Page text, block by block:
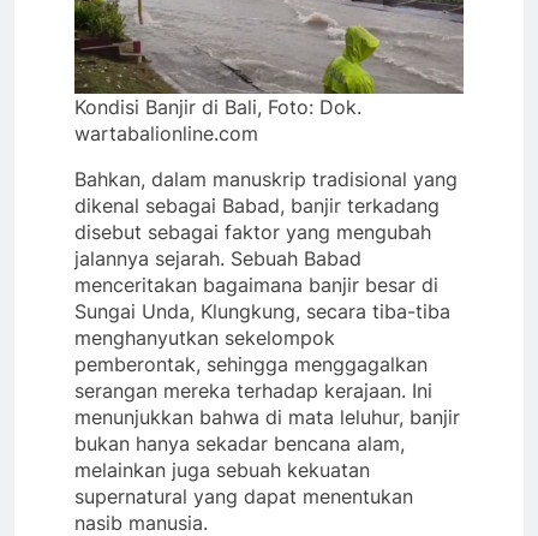
Kondisi Banjir di Bali, Foto: Dok.
wartabalionline.com
​Bahkan, dalam manuskrip tradisional yang
dikenal sebagai Babad, banjir terkadang
disebut sebagai faktor yang mengubah
jalannya sejarah. Sebuah Babad
menceritakan bagaimana banjir besar di
Sungai Unda, Klungkung, secara tiba-tiba
menghanyutkan sekelompok
pemberontak, sehingga menggagalkan
serangan mereka terhadap kerajaan. Ini
menunjukkan bahwa di mata leluhur, banjir
bukan hanya sekadar bencana alam,
melainkan juga sebuah kekuatan
supernatural yang dapat menentukan
nasib manusia.